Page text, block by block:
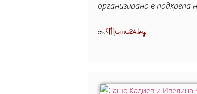
организирано в подкрепа
ОтMama24.bg